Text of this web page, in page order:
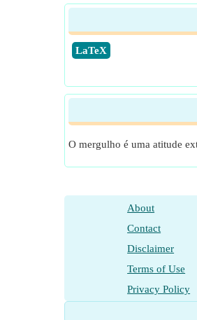
​LaTeX
O mergulho é uma atitude
About
Contact
Disclaimer
Terms of Use
Privacy Policy